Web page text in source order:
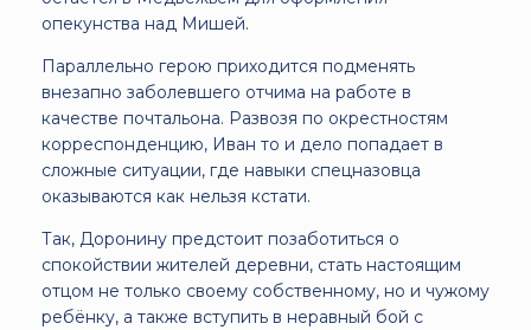
опекунства над Мишей.
Параллельно герою приходится подменять
внезапно заболевшего отчима на работе в
качестве почтальона. Развозя по окрестностям
корреспонденцию, Иван то и дело попадает в
сложные ситуации, где навыки спецназовца
оказываются как нельзя кстати.
Так, Доронину предстоит позаботиться о
спокойствии жителей деревни, стать настоящим
отцом не только своему собственному, но и чужому
ребёнку, а также вступить в неравный бой с